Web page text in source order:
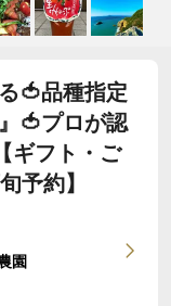
🍅品種指定
🍅プロが認
ギフト・ご
予約】
園